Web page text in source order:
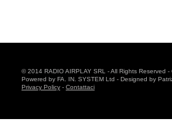
© 2014 RADIO AIRPLAY SRL - All Rights Reserved
Powered by FA. IN. SYSTEM Ltd - Designed by
Privacy Policy - Contattaci